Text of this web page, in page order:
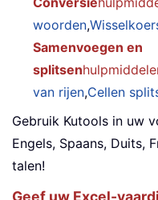
woorden,
Samenvoegen en
splitsen
van rijen,Cellen
Gebruik Kutools in uw
Engels, Spaans, Duits,
talen!
Geef uw Excel-